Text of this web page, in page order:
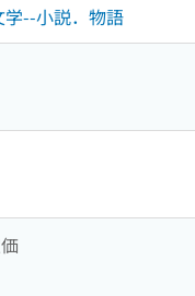
学--小説．物語